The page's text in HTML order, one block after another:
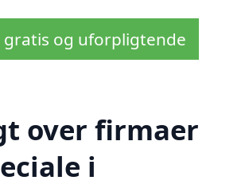
gratis og uforpligtende
over firmaer
i